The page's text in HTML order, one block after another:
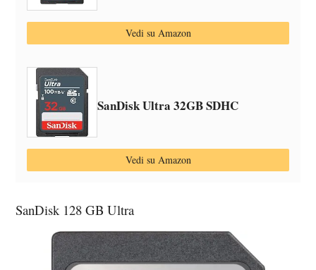
Vedi su Amazon
SanDisk Ultra 32GB SDHC
Vedi su Amazon
SanDisk 128 GB Ultra